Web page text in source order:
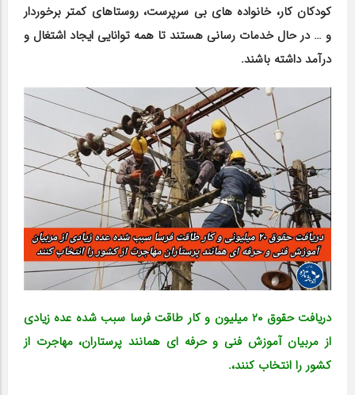
کودکان کار، خانواده های بی سرپرست، روستاهای کمتر برخوردار
و … در حال خدمات رسانی هستند تا همه توانایی ایجاد اشتغال و
درآمد داشته باشند.
دریافت حقوق ۲۰ میلیون و کار طاقت فرسا سبب شده عده زیادی
از مربیان آموزش فنی و حرفه ای همانند پرستاران، مهاجرت از
کشور را انتخاب کنند،.